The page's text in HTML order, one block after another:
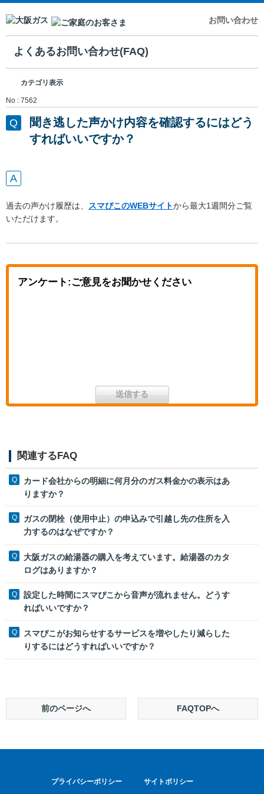
お問い合わせ
よくあるお問い合わせ(FAQ)
カテゴリ表示
No : 7562
聞き逃した声かけ内容を確認するにはどう
すればいいですか？
過去の声かけ履歴は、 スマぴこのWEBサイトから最大1週間分ご覧
いただけます。
アンケート:ご意見をお聞かせください
関連するFAQ
カード会社からの明細に何月分のガス料金かの表示はあ
りますか？
ガスの閉栓（使用中止）の申込みで引越し先の住所を入
力するのはなぜですか？
大阪ガスの給湯器の購入を考えています。給湯器のカタ
ログはありますか？
設定した時間にスマぴこから音声が流れません。どうす
ればいいですか？
スマぴこがお知らせするサービスを増やしたり減らした
りするにはどうすればいいですか？
前のページへ FAQTOPへ
プライバシーポリシー サイトポリシー